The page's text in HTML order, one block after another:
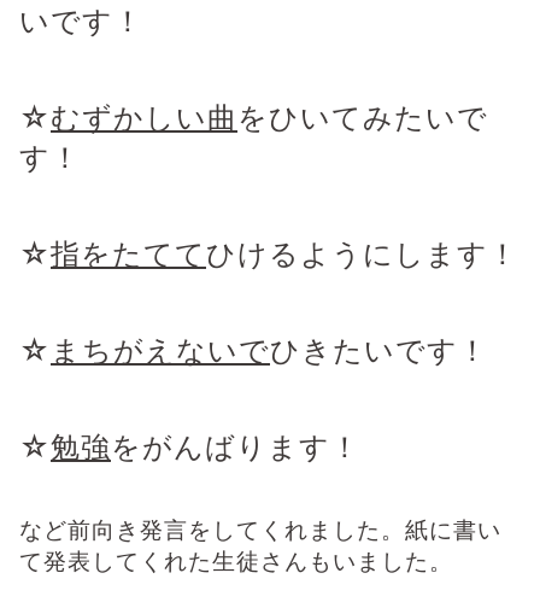
いです！
☆むずかしい曲 をひいてみたいで
す！
☆指をたてて ひけるようにします！
☆ まちがえないでひきたいです！
☆勉強をがんばります！
など前向き発言をしてくれました。紙に書い
て発表してくれた生徒さんもいました。